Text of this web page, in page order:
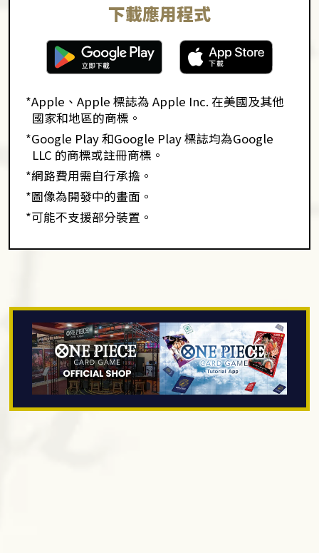
下載應用程式
*Apple、Apple 標誌為 Apple Inc. 在美國及其他
國家和地區的商標。
*Google Play 和Google Play 標誌均為Google
LLC 的商標或註冊商標。
*網路費用需自行承擔。
*圖像為開發中的畫面。
*可能不支援部分裝置。